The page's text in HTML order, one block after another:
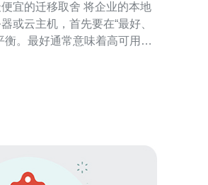
宜的迁移取舍 将企业的本地
或云主机，首先要在“最好、
衡。最好通常意味着高可用与
本文以服务器为核心，从评